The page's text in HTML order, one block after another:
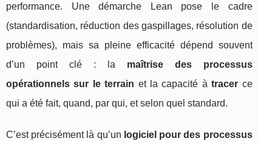
performance. Une démarche Lean pose le cadre
(standardisation, réduction des gaspillages, résolution de
problèmes), mais sa pleine efficacité dépend souvent
d’un point clé : la maîtrise des processus
opérationnels sur le terrain et la capacité àtracer ce
qui a été fait, quand, par qui, et selon quel standard.
C’est précisément là qu’un logiciel pour des processus